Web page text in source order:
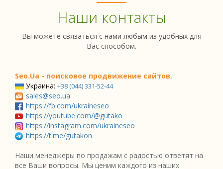
Наши контакты
Вы можете связаться с нами любым из удобных для
Вас способом.
Seo.Ua - поисковое продвижение сайтов.
Украина: +38 (044) 331-52-44
sales@seo.ua
https://fb.com/ukraineseo
https://youtube.com/@gutako
https://instagram.com/ukraineseo
https://t.me/gutakon
Наши менеджеры по продажам с радостью ответят на
все Ваши вопросы. Мы ценим каждого из наших